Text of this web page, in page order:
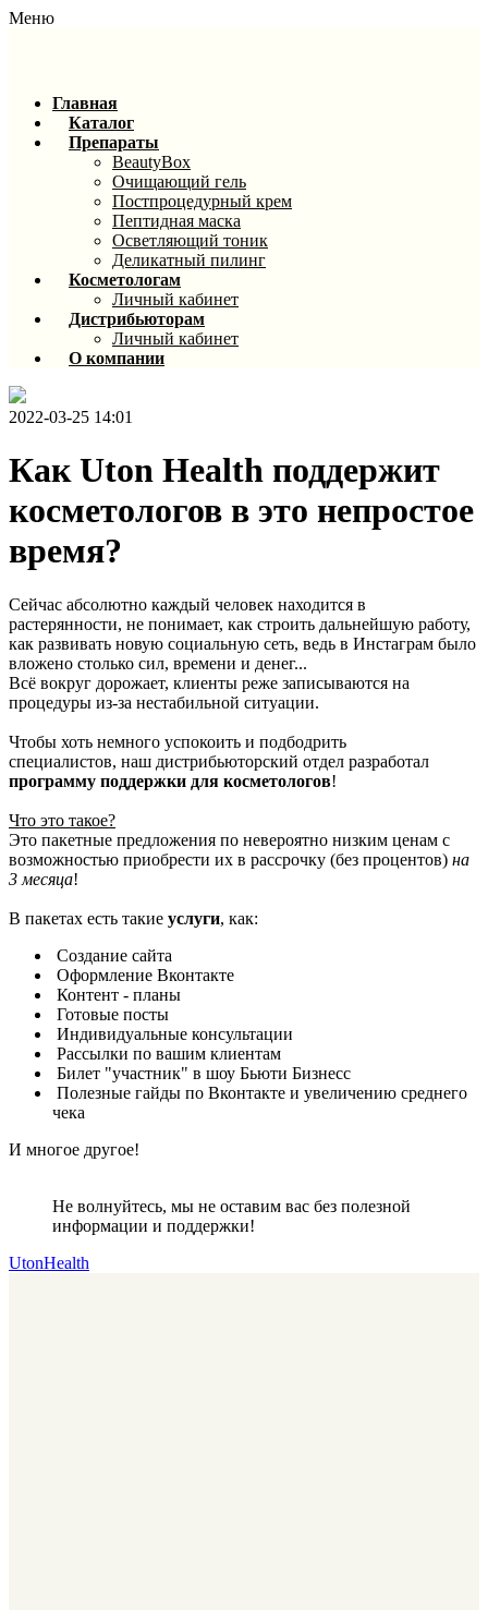
Меню
Главная
Каталог
Препараты
BeautyBox
Очищающий гель
Постпроцедурный крем
Пептидная маска
Осветляющий тоник
Деликатный пилинг
Косметологам
Личный кабинет
Дистрибьюторам
Личный кабинет
О компании
2022-03-25 14:01
Как Uton Health поддержит
косметологов в это непростое
время?
Сейчас абсолютно каждый человек находится в
растерянности, не понимает, как строить дальнейшую работу,
как развивать новую социальную сеть, ведь в Инстаграм было
вложено столько сил, времени и денег...
Всё вокруг дорожает, клиенты реже записываются на
процедуры из-за нестабильной ситуации.
Чтобы хоть немного успокоить и подбодрить
специалистов, наш дистрибьюторский отдел разработал
программу поддержки для косметологов!
Что это такое?
Это пакетные предложения по невероятно низким ценам с
возможностью приобрести их в рассрочку (без процентов) на
3 месяца!
В пакетах есть такие услуги, как:
Создание сайта
Оформление Вконтакте
Контент - планы
Готовые посты
Индивидуальные консультации
Рассылки по вашим клиентам
Билет "участник" в шоу Бьюти Бизнесс
Полезные гайды по Вконтакте и увеличению среднего
чека
И многое другое!
Не волнуйтесь, мы не оставим вас без полезной
информации и поддержки!
UtonHealth